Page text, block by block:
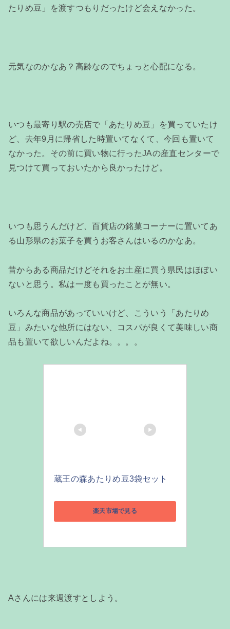
たりめ豆」を渡すつもりだったけど会えなかった。
元気なのかなあ？高齢なのでちょっと心配になる。
いつも最寄り駅の売店で「あたりめ豆」を買っていたけ
ど、去年9月に帰省した時置いてなくて、今回も置いて
なかった。その前に買い物に行ったJAの産直センターで
見つけて買っておいたから良かったけど。
いつも思うんだけど、百貨店の銘菓コーナーに置いてあ
る山形県のお菓子を買うお客さんはいるのかなあ。
昔からある商品だけどそれをお土産に買う県民はほぼい
ないと思う。私は一度も買ったことが無い。
いろんな商品があっていいけど、こういう「あたりめ
豆」みたいな他所にはない、コスパが良くて美味しい商
品も置いて欲しいんだよね。。。。
蔵王の森あたりめ豆3袋セット
楽天市場で見る
Aさんには来週渡すとしよう。